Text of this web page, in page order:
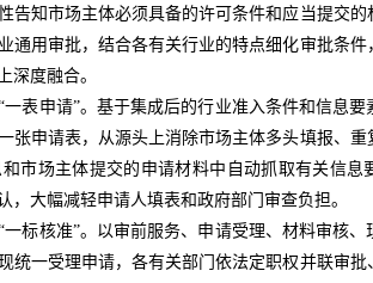
告知市场主体必须具备的许可条件和应当提交的
通用审批，结合各有关行业的特点细化审批条件
深度融合。
表申请”。 基于集成后的行业准入条件和信息要
张申请表，从源头上消除市场主体多头填报、重
市场主体提交的申请材料中自动抓取有关信息
大幅减轻申请人填表和政府部门审查负担。
标核准”。 以审前服务、申请受理、材料审核、
统一受理申请，各有关部门依法定职权并联审批